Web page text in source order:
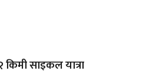
साइकल यात्रा